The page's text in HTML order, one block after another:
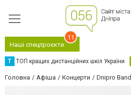
Наші спецпроєкти
11
Т ТОП кращих дистанційних шкіл України
Головна Афіша Концерти Dnipro Band